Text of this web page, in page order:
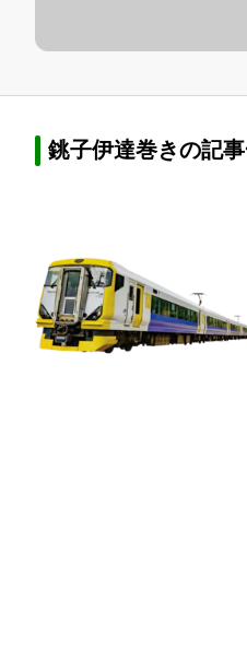
銚子伊達巻きの記事